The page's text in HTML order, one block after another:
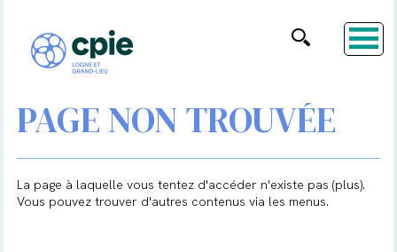
PAGE NON TROUVÉE
La page à laquelle vous tentez d'accéder n'existe pas (plus).
Vous pouvez trouver d'autres contenus via les menus.